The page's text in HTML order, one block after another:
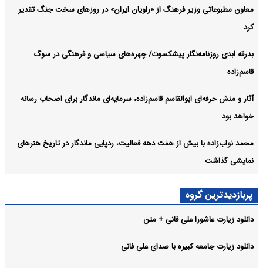
معاون مطبوعاتی وزیر فرهنگ از «راویان ایران» در روزهای سخت جنگ تقدیر
کرد
بدرقه ابدی روزنامه‌نگار پیشکسوت/ چهره‌های سیاسی و فرهنگی در سوگ
قاسم‌زاده
آثار و منش حرفه‌ای ابوالقاسم قاسم‌زاده، سرمایه‌ای ماندگار برای اصحاب رسانه
خواهد بود
محمد نواب‌زاده با بیش از هفت دهه فعالیت، ردپایی ماندگار در تاریخ هنرهای
نمایشی گذاشت
پربازدیدترین گروه
دانلود زیارت عاشورا علی فانی + متن
دانلود زیارت جامعه کبیره با صدای علی فانی